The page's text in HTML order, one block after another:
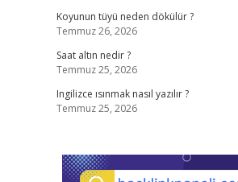
Koyunun tüyü neden dökülür ?
Temmuz 26, 2026
Saat altın nedir ?
Temmuz 25, 2026
Ingilizce ısınmak nasıl yazılır ?
Temmuz 25, 2026